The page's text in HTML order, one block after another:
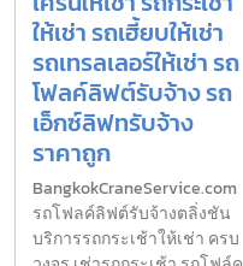
ให้เช่า รถเฮี้ยบให้เช่า
รถเทรลเลอร์ให้เช่า รถ
โฟลค์ลิฟต์รับจ้าง รถ
เอ็กซ์ลิฟทรับจ้าง
ราคาถูก
BangkokCraneService.com
รถโฟลค์ลิฟต์รับจ้างตลิ่งชัน
บริการรถกระเช้าให้เช่า ครบ